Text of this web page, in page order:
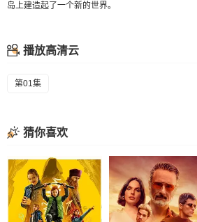
岛上建造起了一个新的世界。
播放高清云
第01集
猜你喜欢